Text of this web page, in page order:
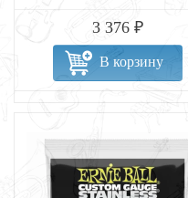
3 376 ₽
В корзину